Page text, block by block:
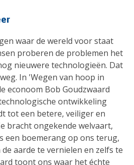
waar de wereld voor staat
proberen de problemen het
nieuwere technologieën. Dat
In 'Wegen van hoop in
econoom Bob Goudzwaard
ontwikkeling
tot een betere, veiliger en
bracht ongekende welvaart,
een boemerang op ons terug,
aarde te vernielen en zelfs te
toont ons waar het échte